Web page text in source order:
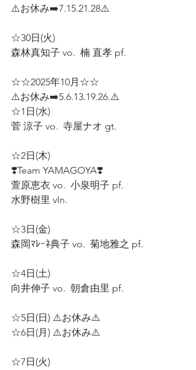
⚠️お休み➡️7.15.21.28⚠️
☆30日(火)
森林真知子 vo.  楠 直孝 pf.
☆☆2025年10月☆☆
⚠️お休み➡️5.6.13.19.26.⚠️
☆1日(水)
菅 涼子 vo.  寺屋ナオ gt.
☆2日(木)
❣️Team YAMAGOYA❣️
萱原恵衣 vo.  小泉明子 pf.
水野樹里 vIn.
☆3日(金)
森岡ﾏﾚｰﾈ典子 vo.  菊地雅之 pf.
☆4日(土)
向井伸子 vo.  朝倉由里 pf.
☆5日(日) ⚠️お休み⚠️
☆6日(月) ⚠️お休み⚠️
☆7日(火)